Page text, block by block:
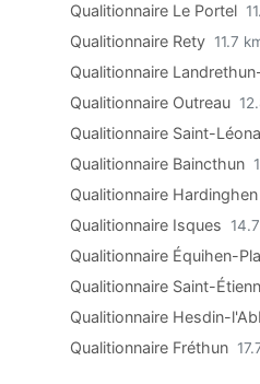
Qualitionnaire Le Portel
Qualitionnaire Rety 11.7
Qualitionnaire
Qualitionnaire Outreau
Qualitionnaire Saint-
Qualitionnaire Baincthun
Qualitionnaire Hardinghen
Qualitionnaire Isques
Qualitionnaire Équihen-
Qualitionnaire Saint-
Qualitionnaire Hesdin-
Qualitionnaire Fréthun